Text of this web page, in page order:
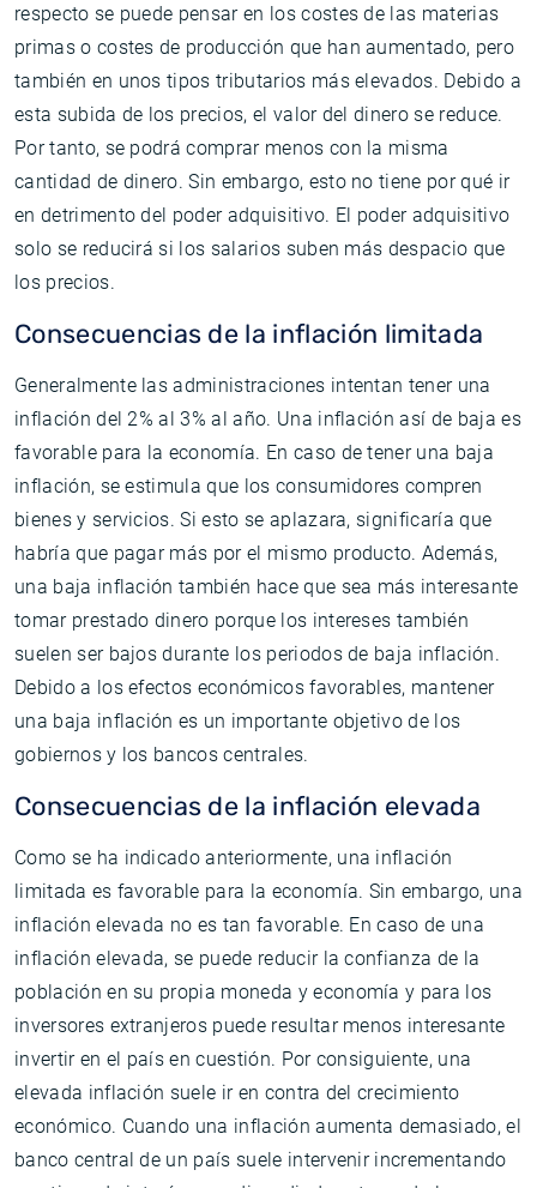
respecto se puede pensar en los costes de las materias
primas o costes de producción que han aumentado, pero
también en unos tipos tributarios más elevados. Debido a
esta subida de los precios, el valor del dinero se reduce.
Por tanto, se podrá comprar menos con la misma
cantidad de dinero. Sin embargo, esto no tiene por qué ir
en detrimento del poder adquisitivo. El poder adquisitivo
solo se reducirá si los salarios suben más despacio que
los precios.
Consecuencias de la inflación limitada
Generalmente las administraciones intentan tener una
inflación del 2% al 3% al año. Una inflación así de baja es
favorable para la economía. En caso de tener una baja
inflación, se estimula que los consumidores compren
bienes y servicios. Si esto se aplazara, significaría que
habría que pagar más por el mismo producto. Además,
una baja inflación también hace que sea más interesante
tomar prestado dinero porque los intereses también
suelen ser bajos durante los periodos de baja inflación.
Debido a los efectos económicos favorables, mantener
una baja inflación es un importante objetivo de los
gobiernos y los bancos centrales.
Consecuencias de la inflación elevada
Como se ha indicado anteriormente, una inflación
limitada es favorable para la economía. Sin embargo, una
inflación elevada no es tan favorable. En caso de una
inflación elevada, se puede reducir la confianza de la
población en su propia moneda y economía y para los
inversores extranjeros puede resultar menos interesante
invertir en el país en cuestión. Por consiguiente, una
elevada inflación suele ir en contra del crecimiento
económico. Cuando una inflación aumenta demasiado, el
banco central de un país suele intervenir incrementando